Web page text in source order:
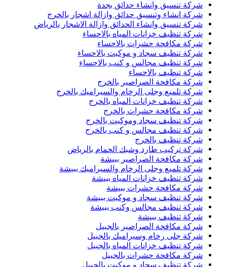
شركة تنسيق وانشاء حدائق بجدة
شركة انشاء وتنسيق حدائق وازالة اشجار بالخرج
شركة تنسيق وانشاء الحدائق وازالة الاشجار بالرياض
شركة تنظيف خزانات المياه بالاحساء
شركة مكافحة حشرات بالاحساء
شركة تنظيف سجاد و موكيت بالاحساء
شركة تنظيف مجالس و كنب بالاحساء
شركة تنظيف بالاحساء
شركة مكافحة الصراصير بالخرج
شركة تلميع وجلى الرخام والسيراميك بالخرج
شركة تنظيف خزانات المياه بالخرج
شركة مكافحة حشرات بالخرج
شركة تنظيف سجاد وموكيت بالخرج
شركة تنظيف مجالس و كنب بالخرج
شركة تنظيف بالخرج
شركة تركيب طارد وشبك الحمام بالرياض
شركة مكافحة الصراصير ببيشة
شركة تلميع وجلى الرخام والسيراميك ببيشة
شركة تنظيف خزانات المياه ببيشة
شركة مكافحة حشرات ببيشة
شركة تنظيف سجاد و موكيت ببيشة
شركة تنظيف مجالس وكنب ببيشة
شركة تنظيف ببيشة
شركة مكافحة الصراصير بالجبيل
شركة جلى رخام وسيراميك بالجبيل
شركة تنظيف خزانات المياه بالجبيل
شركة مكافحة حشرات بالجبيل
شركة تنظيف سجاد و موكيت بالجبيل